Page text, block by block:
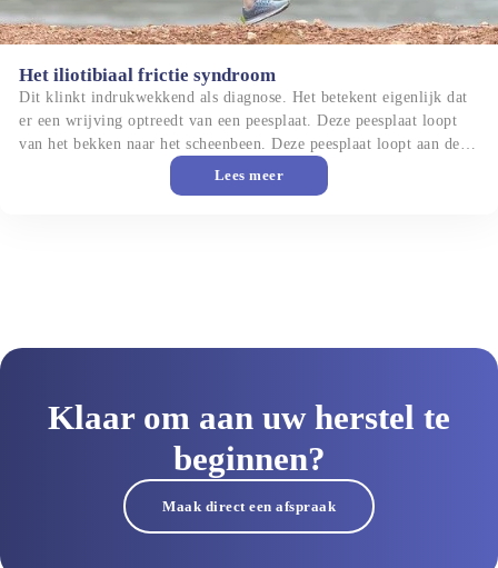
Het iliotibiaal frictie syndroom
Dit klinkt indrukwekkend als diagnose. Het betekent eigenlijk dat
er een wrijving optreedt van een peesplaat. Deze peesplaat loopt
van het bekken naar het scheenbeen. Deze peesplaat loopt aan de
zijkant van het bovenbeen en sommige voetballers hebben daar ook
wel eens een knietje in gehad en dan noemen we het een ijsbeentje
Lees meer
Klaar om aan uw herstel te
beginnen?
Maak direct een afspraak